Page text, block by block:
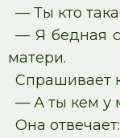
— Ты кто
— Я бедная
матери.
Спрашивает
— А ты кем у
Она отвечает: